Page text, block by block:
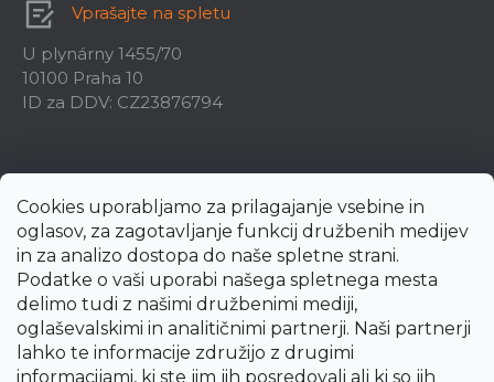
Cookies uporabljamo za prilagajanje vsebine in
oglasov, za zagotavljanje funkcij družbenih medijev
in za analizo dostopa do naše spletne strani.
Podatke o vaši uporabi našega spletnega mesta
delimo tudi z našimi družbenimi mediji,
oglaševalskimi in analitičnimi partnerji. Naši partnerji
lahko te informacije združijo z drugimi
informacijami, ki ste jim jih posredovali ali ki so jih
Vprašajte na spletu
U plynárny 1455/70
10100 Praha 10
ID za DDV: CZ23876794